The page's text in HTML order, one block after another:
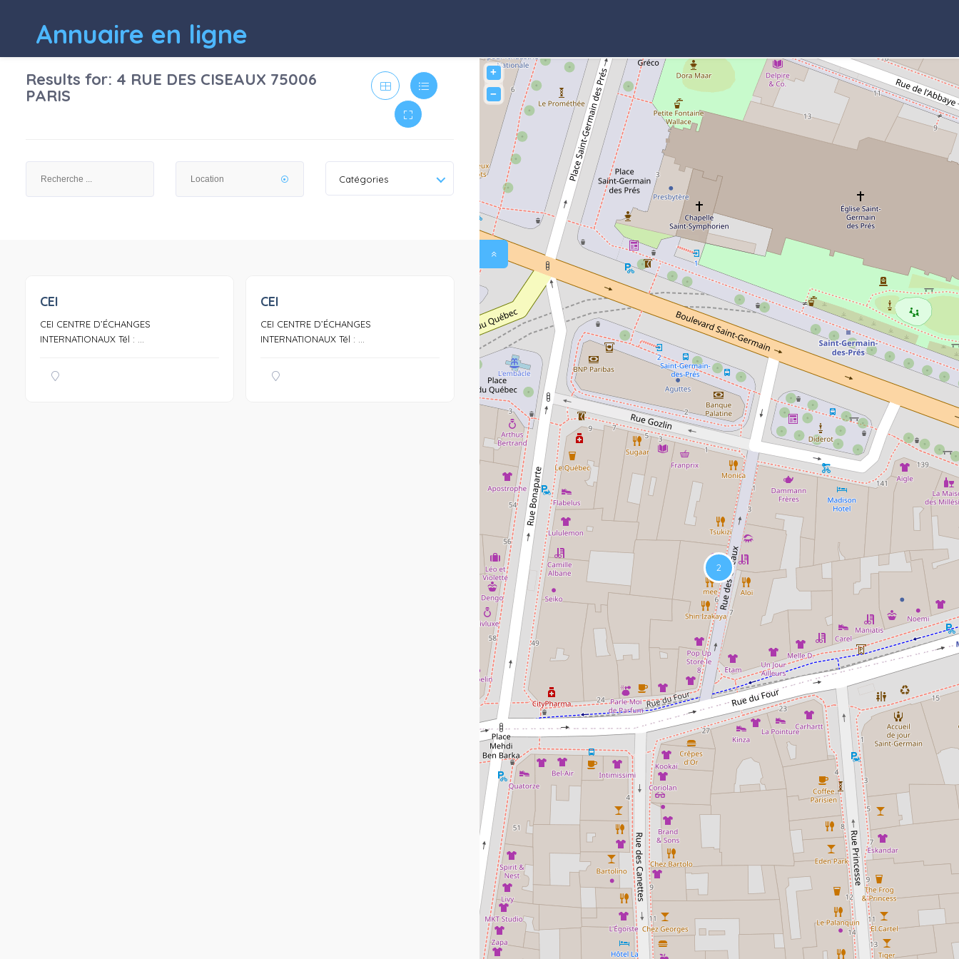
Annuaire en ligne
+
−
Results for: 4 RUE DES CISEAUX 75006
PARIS
Catégories
CEI
CEI CENTRE D’ÉCHANGES
INTERNATIONAUX Tél : ...
CEI
CEI CENTRE D’ÉCHANGES
INTERNATIONAUX Tél : ...